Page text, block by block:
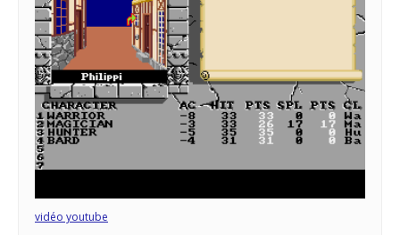
vidéo youtube